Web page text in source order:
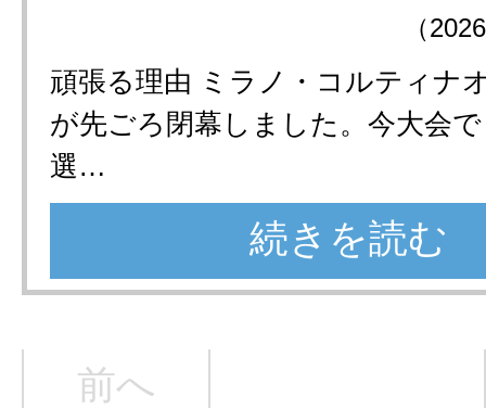
（
頑張る理由 ミラノ・コルティナ
が先ごろ閉幕しました。今大会
選…
続きを読む
前へ